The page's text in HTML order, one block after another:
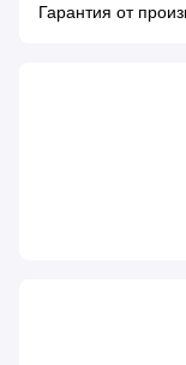
Гарантия от